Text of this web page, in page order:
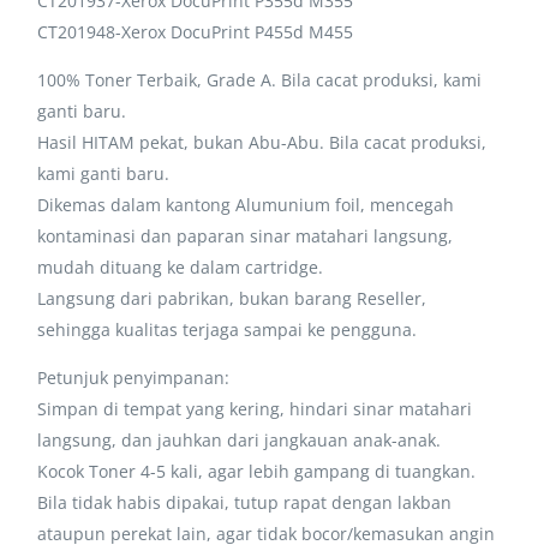
CT201948-Xerox DocuPrint P455d M455
100% Toner Terbaik, Grade A. Bila cacat produksi, kami
ganti baru.
Hasil HITAM pekat, bukan Abu-Abu. Bila cacat produksi,
kami ganti baru.
Dikemas dalam kantong Alumunium foil, mencegah
kontaminasi dan paparan sinar matahari langsung,
mudah dituang ke dalam cartridge.
Langsung dari pabrikan, bukan barang Reseller,
sehingga kualitas terjaga sampai ke pengguna.
Petunjuk penyimpanan:
Simpan di tempat yang kering, hindari sinar matahari
langsung, dan jauhkan dari jangkauan anak-anak.
Kocok Toner 4-5 kali, agar lebih gampang di tuangkan.
Bila tidak habis dipakai, tutup rapat dengan lakban
ataupun perekat lain, agar tidak bocor/kemasukan angin